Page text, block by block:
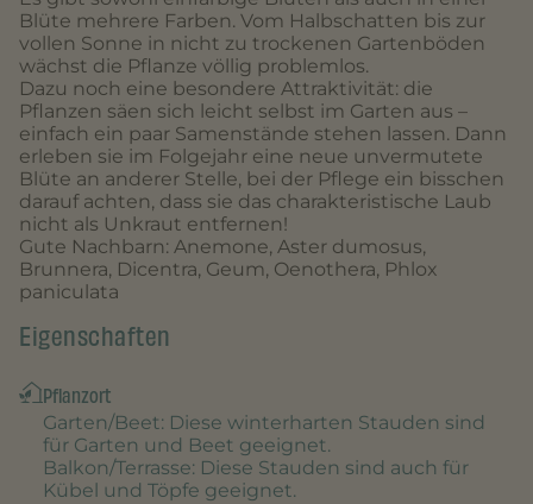
Blüte mehrere Farben. Vom Halbschatten bis zur
vollen Sonne in nicht zu trockenen Gartenböden
wächst die Pflanze völlig problemlos.
Dazu noch eine besondere Attraktivität: die
Pflanzen säen sich leicht selbst im Garten aus –
einfach ein paar Samenstände stehen lassen. Dann
erleben sie im Folgejahr eine neue unvermutete
Blüte an anderer Stelle, bei der Pflege ein bisschen
darauf achten, dass sie das charakteristische Laub
nicht als Unkraut entfernen!
Gute Nachbarn: Anemone, Aster dumosus,
Brunnera, Dicentra, Geum, Oenothera, Phlox
paniculata
Eigenschaften
Pflanzort
Garten/Beet: Diese winterharten Stauden sind
für Garten und Beet geeignet.
Balkon/Terrasse: Diese Stauden sind auch für
Kübel und Töpfe geeignet.